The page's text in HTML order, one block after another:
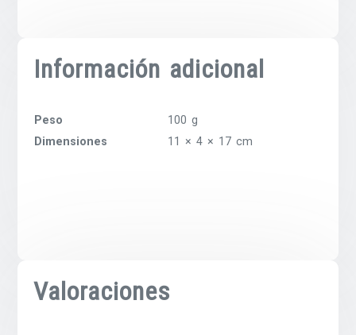
Información adicional
Peso
100 g
Dimensiones
11 × 4 × 17 cm
Valoraciones